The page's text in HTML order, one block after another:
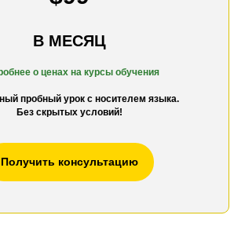
В МЕСЯЦ
о ценах на курсы обучения
пробный урок с носителем языка.
Без скрытых условий!
Получить консультацию